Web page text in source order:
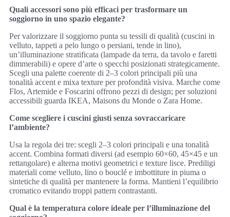
Quali accessori sono più efficaci per trasformare un
soggiorno in uno spazio elegante?
Per valorizzare il soggiorno punta su tessili di qualità (cuscini in
velluto, tappeti a pelo lungo o persiani, tende in lino),
un’illuminazione stratificata (lampade da terra, da tavolo e faretti
dimmerabili) e opere d’arte o specchi posizionati strategicamente.
Scegli una palette coerente di 2–3 colori principali più una
tonalità accent e mixa texture per profondità visiva. Marche come
Flos, Artemide e Foscarini offrono pezzi di design; per soluzioni
accessibili guarda IKEA, Maisons du Monde o Zara Home.
Come scegliere i cuscini giusti senza sovraccaricare
l’ambiente?
Usa la regola dei tre: scegli 2–3 colori principali e una tonalità
accent. Combina formati diversi (ad esempio 60×60, 45×45 e un
rettangolare) e alterna motivi geometrici e texture lisce. Prediligi
materiali come velluto, lino o bouclé e imbottiture in piuma o
sintetiche di qualità per mantenere la forma. Mantieni l’equilibrio
cromatico evitando troppi pattern contrastanti.
Qual è la temperatura colore ideale per l’illuminazione del